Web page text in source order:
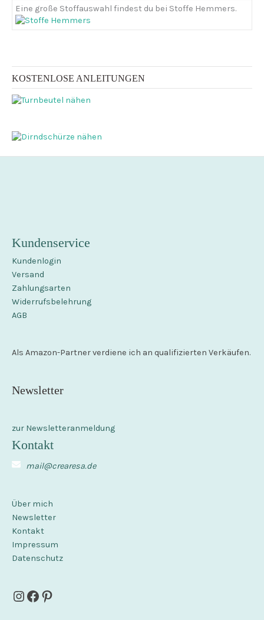
Eine große Stoffauswahl findest du bei Stoffe Hemmers.
KOSTENLOSE ANLEITUNGEN
Kundenservice
Kundenlogin
Versand
Zahlungsarten
Widerrufsbelehrung
AGB
Als Amazon-Partner verdiene ich an qualifizierten Verkäufen.
Newsletter
zur Newsletteranmeldung
Kontakt
mail@crearesa.de
Über mich
Newsletter
Kontakt
Impressum
Datenschutz
Instagram
Facebook
Pinterest